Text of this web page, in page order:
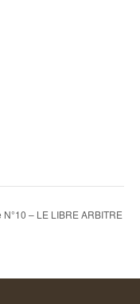
– LE LIBRE ARBITRE